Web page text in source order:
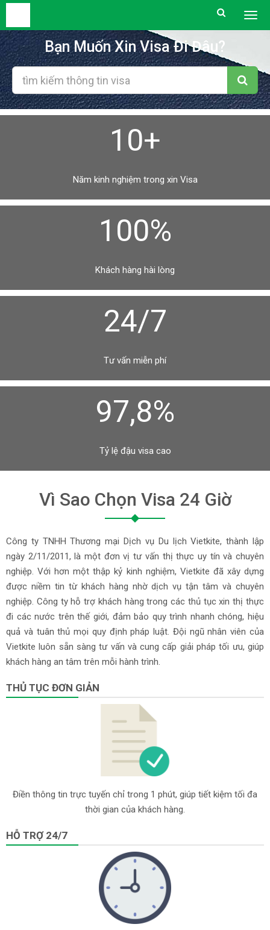
Bạn Muốn Xin Visa Đi Đâu?
10+
Năm kinh nghiệm trong xin Visa
100%
Khách hàng hài lòng
24/7
Tư vấn miễn phí
97,8%
Tỷ lệ đậu visa cao
Vì Sao Chọn Visa 24 Giờ
Công ty TNHH Thương mại Dịch vụ Du lịch Vietkite, thành lập
ngày 2/11/2011, là một đơn vị tư vấn thị thực uy tín và chuyên
nghiệp. Với hơn một thập kỷ kinh nghiệm, Vietkite đã xây dựng
được niềm tin từ khách hàng nhờ dịch vụ tận tâm và chuyên
nghiệp. Công ty hỗ trợ khách hàng trong các thủ tục xin thị thực
đi các nước trên thế giới, đảm bảo quy trình nhanh chóng, hiệu
quả và tuân thủ mọi quy định pháp luật. Đội ngũ nhân viên của
Vietkite luôn sẵn sàng tư vấn và cung cấp giải pháp tối ưu, giúp
khách hàng an tâm trên mỗi hành trình.
THỦ TỤC ĐƠN GIẢN
Điền thông tin trực tuyến chỉ trong 1 phút, giúp tiết kiệm tối đa
thời gian của khách hàng.
HỖ TRỢ 24/7